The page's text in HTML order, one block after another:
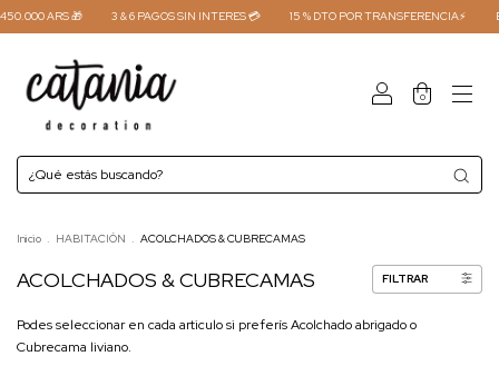
ARS 🎁 3 & 6 PAGOS SIN INTERES 💳 15 % DTO POR TRANSFERENCIA⚡
0
Inicio . HABITACIÓN . ACOLCHADOS & CUBRECAMAS
ACOLCHADOS & CUBRECAMAS FILTRAR
Podes seleccionar en cada articulo si preferís Acolchado abrigado o
Cubrecama liviano.